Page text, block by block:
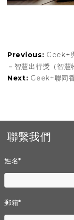
Previous: Geek+
－智慧出行獎（智慧
Next: Geek+聯同
聯繫我們
姓名*
郵箱*